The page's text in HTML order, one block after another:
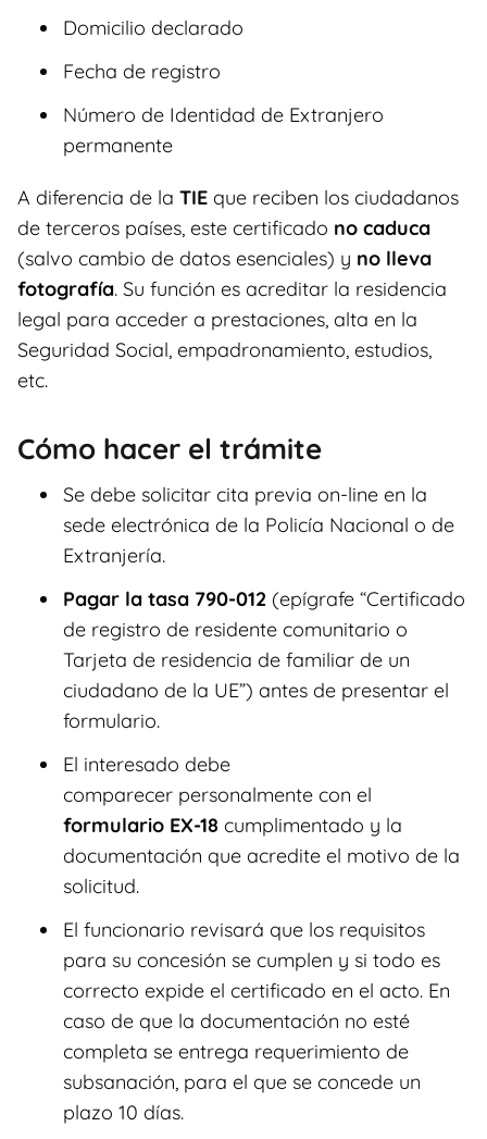
Domicilio declarado
Fecha de registro
Número de Identidad de Extranjero
permanente
A diferencia de la TIE que reciben los ciudadanos
de terceros países, este certificado no caduca
(salvo cambio de datos esenciales) y no lleva
fotografía. Su función es acreditar la residencia
legal para acceder a prestaciones, alta en la
Seguridad Social, empadronamiento, estudios,
etc.
Cómo hacer el trámite
Se debe solicitar cita previa on-line en la
sede electrónica de la Policía Nacional o de
Extranjería.
Pagar la tasa 790-012 (epígrafe “Certificado
de registro de residente comunitario o
Tarjeta de residencia de familiar de un
ciudadano de la UE”) antes de presentar el
formulario.
El interesado debe
comparecer personalmente con el
formulario EX-18 cumplimentado y la
documentación que acredite el motivo de la
solicitud.
El funcionario revisará que los requisitos
para su concesión se cumplen y si todo es
correcto expide el certificado en el acto. En
caso de que la documentación no esté
completa se entrega requerimiento de
subsanación, para el que se concede un
plazo 10 días.